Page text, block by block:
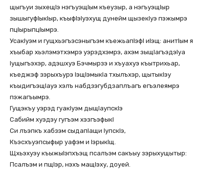
щыгъуи зыхещIэ нэгъуэщIым къеузыр, а нэгъуэщIыр
зышыгуфIыкIыр, къыфIэIуэхущ дунейм щызекIуэ пэжымрэ
пцIырыпцIымрэ.
УсакIуэм и гущхьэгъэсэныгъэм къежьапIэфI иIэщ: анитIым я
хъыбар хьэлэмэтхэмрэ уэрэдхэмрэ, ахэм зыщIагъэдэIуа
Iущыгъэхэр, адэшхуэ Бэчмырзэ и хъуахуэ къытрихьар,
къеджэф зэрыхъурэ IэщIэмыкIа тхылъхэр, щытыкIэу
къыдигъэщIауэ хэлъ набдзэгубдзаплъагъ егъэлеямрэ
пэжагъымрэ.
Гущэкъу уэрэд гуакIуэм дыщIаупскIэ
Сабийм хуэдэу гугъэм хэзгъэфыкI
Си лъэпкъ хабзэм сыдапIащи IупскIэ,
Къэсхъуэпсыфыр уафэм и IэрыкIщ.
Щхьэхуэу къыжыIэпхъэщ псалъэм сакъыу зэрыхущытыр:
Псалъэм и пщIэр, нэхъ мащIэху, доуей.